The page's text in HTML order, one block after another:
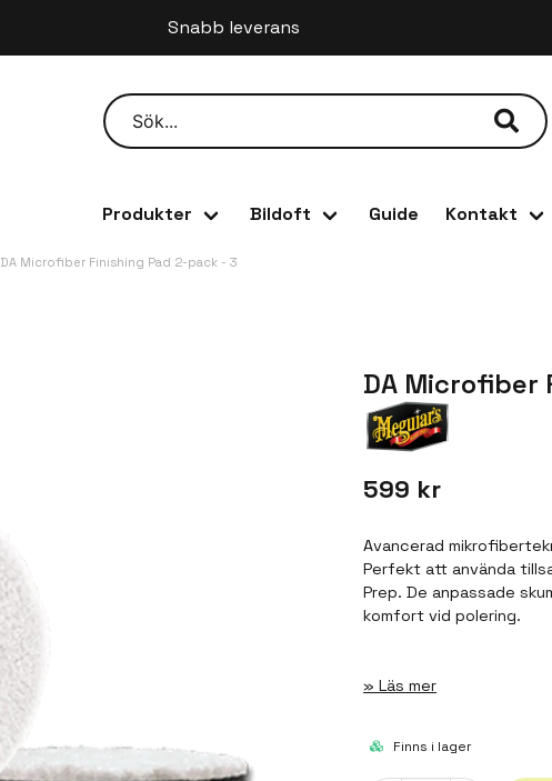
Beställ innan kl 12 så skickar vi samma dag
Produkter Bildoft Guide Kontakt
DA Microfiber Finishing Pad 2-pack - 3
DA Microfiber
599 kr
Avancerad
Perfekt att använda
Prep. De anpassade
komfort vid polering.
Läs mer
Finns i lager